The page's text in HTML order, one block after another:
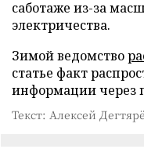
саботаже из-за
электричества.
Зимой ведомство
статье факт
информации через
Текст: Алексей